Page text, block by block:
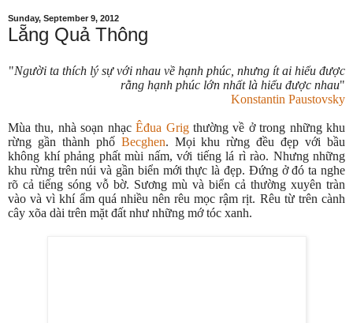
Sunday, September 9, 2012
Lẵng Quả Thông
"Người ta thích lý sự với nhau về hạnh phúc, nhưng ít ai hiểu được
rằng hạnh phúc lớn nhất là hiểu được nhau"
Konstantin Paustovsky
Mùa thu, nhà soạn nhạcÊđua Grigthường về ở trong những khu
rừng gần thành phố Becghen. Mọi khu rừng đều đẹp với bầu
không khí phảng phất mùi nấm, với tiếng lá rì rào. Nhưng những
khu rừng trên núi và gần biển mới thực là đẹp. Đứng ở đó ta nghe
rõ cả tiếng sóng vỗ bờ. Sương mù và biển cả thường xuyên tràn
vào và vì khí ẩm quá nhiều nên rêu mọc rậm rịt. Rêu từ trên cành
cây xõa dài trên mặt đất như những mớ tóc xanh.